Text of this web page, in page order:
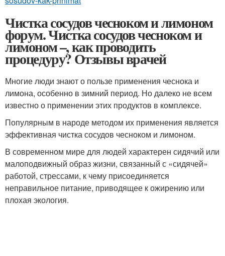
Чистка сосудов чесноком и лимоном
форум. Чистка сосудов чесноком и
лимоном –, как проводить
процедуру? Отзывы врачей
Многие люди знают о пользе применения чеснока и
лимона, особенно в зимний период. Но далеко не всем
известно о применении этих продуктов в комплексе.
Популярным в народе методом их применения является
эффективная чистка сосудов чесноком и лимоном.
В современном мире для людей характерен сидячий или
малоподвижный образ жизни, связанный с «сидячей»
работой, стрессами, к чему присоединяется
неправильное питание, приводящее к ожирению или
плохая экология.